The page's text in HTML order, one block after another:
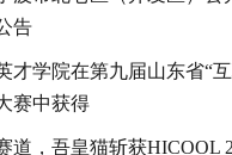
告
才学院在第九届山东省“
赛中获得
道，吾皇猫斩获HICOOL